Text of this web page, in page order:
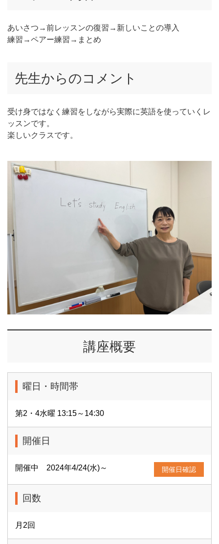
あいさつ→前レッスンの復習→新しいことの導入
練習→ペアー練習→まとめ
先生からのコメント
受け身ではなく練習をしながら実際に英語を使っていくレ
ッスンです。
楽しいクラスです。
講座概要
曜日・時間帯
第2・4水曜 13:15～14:30
開催日
開催中 2024年4/24(水)～ 開催日確認
回数
月2回